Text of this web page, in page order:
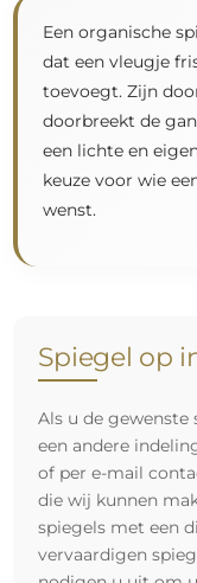
Een organische
dat een vleugje
toevoegt. Zijn
doorbreekt de
een lichte en
keuze voor wie
wenst.
Spiegel op
Als u de
een andere
of per e-mail
die wij kunnen
spiegels met een
vervaardigen